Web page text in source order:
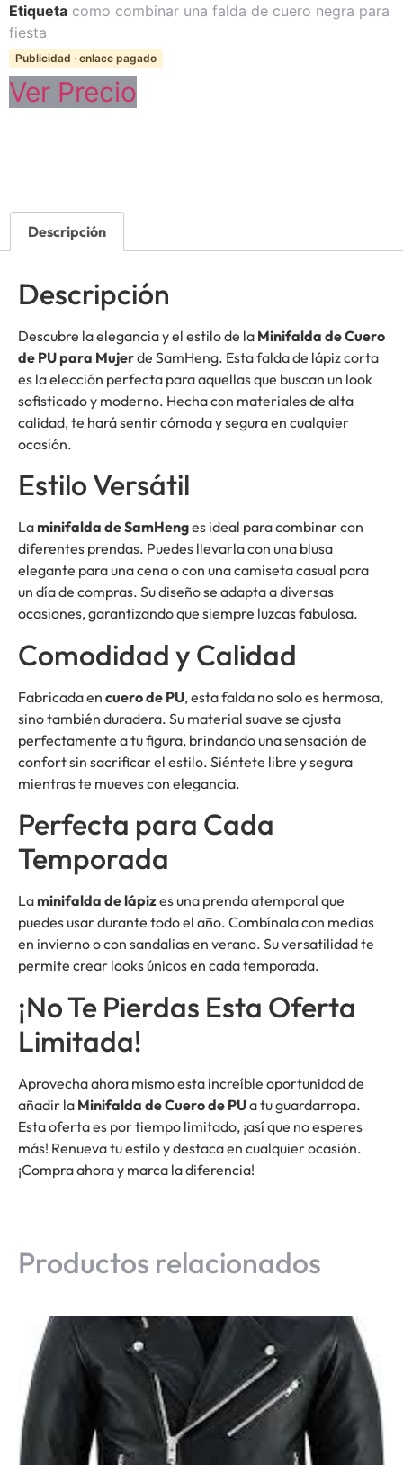
Etiqueta como combinar una falda de cuero negra para
fiesta
Publicidad · enlace pagado
Ver Precio
Descripción
Descripción
Descubre la elegancia y el estilo de la Minifalda de Cuero
de PU para Mujerde SamHeng. Esta falda de lápiz corta
es la elección perfecta para aquellas que buscan un look
sofisticado y moderno. Hecha con materiales de alta
calidad, te hará sentir cómoda y segura en cualquier
ocasión.
Estilo Versátil
Laminifalda de SamHenges ideal para combinar con
diferentes prendas. Puedes llevarla con una blusa
elegante para una cena o con una camiseta casual para
un día de compras. Su diseño se adapta a diversas
ocasiones, garantizando que siempre luzcas fabulosa.
Comodidad y Calidad
Fabricada en cuero de PU, esta falda no solo es hermosa,
sino también duradera. Su material suave se ajusta
perfectamente a tu figura, brindando una sensación de
confort sin sacrificar el estilo. Siéntete libre y segura
mientras te mueves con elegancia.
Perfecta para Cada
Temporada
Laminifalda de lápizes una prenda atemporal que
puedes usar durante todo el año. Combínala con medias
en invierno o con sandalias en verano. Su versatilidad te
permite crear looks únicos en cada temporada.
¡No Te Pierdas Esta Oferta
Limitada!
Aprovecha ahora mismo esta increíble oportunidad de
añadir la Minifalda de Cuero de PUa tu guardarropa.
Esta oferta es por tiempo limitado, ¡así que no esperes
más! Renueva tu estilo y destaca en cualquier ocasión.
¡Compra ahora y marca la diferencia!
Productos relacionados